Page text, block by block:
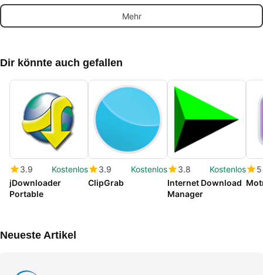
Windows-PCs in
Netzwerk
Client für lokale
Wiedergabe
Microsoft
für
Mehr
Dir könnte auch gefallen
3.9
Kostenlos
jDownloader
Portable
3.9
Kostenlos
ClipGrab
3.8
Kostenlos
Internet Download
Manager
5
Neueste Artikel